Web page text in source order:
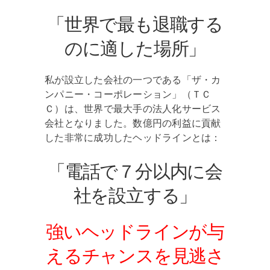
「世界で最も退職する
のに適した場所」
私が設立した会社の一つである「ザ・カ
ンパニー・コーポレーション」（ＴＣ
Ｃ）は、世界で最大手の法人化サービス
会社となりました。数億円の利益に貢献
した非常に成功したヘッドラインとは：
「電話で７分以内に会
社を設立する」
強いヘッドラインが与
えるチャンスを見逃さ